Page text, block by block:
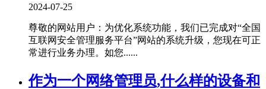
2024-07-25
尊敬的网站用户：为优化系统功能，我们已完成对“全国
互联网安全管理服务平台”网站的系统升级，您现在可正
常进行业务办理。如您......
作为一个网络管理员,什么样的设备和